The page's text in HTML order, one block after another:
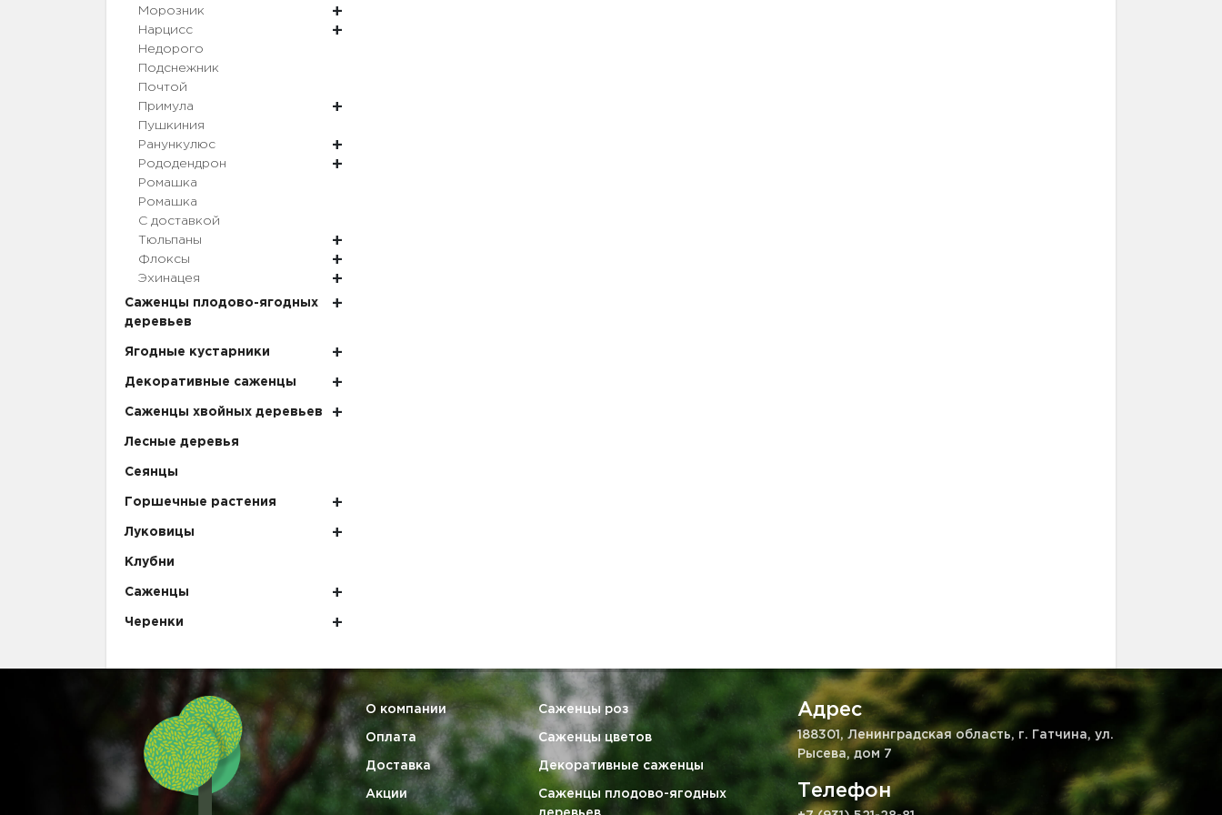
Морозник
Нарцисс
Недорого
Подснежник
Почтой
Примула
Пушкиния
Ранункулюс
Рододендрон
Ромашка
Ромашка
С доставкой
Тюльпаны
Флоксы
Эхинацея
Саженцы плодово-ягодных
деревьев
Ягодные кустарники
Декоративные саженцы
Саженцы хвойных деревьев
Лесные деревья
Сеянцы
Горшечные растения
Луковицы
Клубни
Саженцы
Черенки
О компании
Оплата
Доставка
Акции
Саженцы роз
Саженцы цветов
Декоративные саженцы
Саженцы плодово-ягодных
Адрес
188301, Ленинградская область, г. Гатчина, ул.
Рысева, дом 7
Телефон